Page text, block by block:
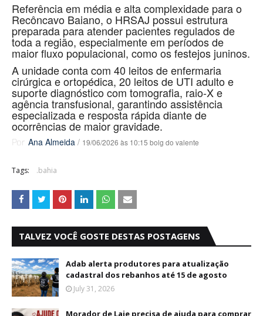
Referência em média e alta complexidade para o
Recôncavo Baiano, o HRSAJ possui estrutura
preparada para atender pacientes regulados de
toda a região, especialmente em períodos de
maior fluxo populacional, como os festejos juninos.
A unidade conta com 40 leitos de enfermaria
cirúrgica e ortopédica, 20 leitos de UTI adulto e
suporte diagnóstico com tomografia, raio-X e
agência transfusional, garantindo assistência
especializada e resposta rápida diante de
ocorrências de maior gravidade.
Por Ana Almeida / 19/06/2026 às 10:15 bolg do valente
Tags: .bahia
TALVEZ VOCÊ GOSTE DESTAS POSTAGENS
Adab alerta produtores para atualização
cadastral dos rebanhos até 15 de agosto
July 31, 2026
Morador de Laje precisa de ajuda para comprar